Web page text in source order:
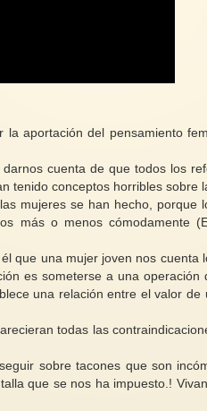
aportación del pensamiento
cuenta de que todos los
tenido conceptos horribles sobre
mujeres se han hecho, porque
más o menos cómodamente
que una mujer joven nos cuenta
es someterse a una operación
una relación entre el valor de
todas las
sobre tacones que son
que se nos ha impuesto.!